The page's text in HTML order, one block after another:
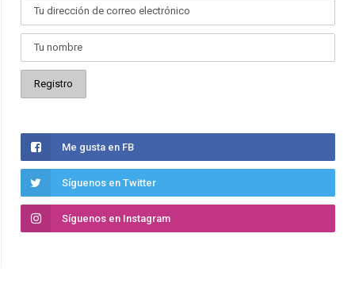
Me gusta en FB
Síguenos en Twitter
Síguenos en Instagram